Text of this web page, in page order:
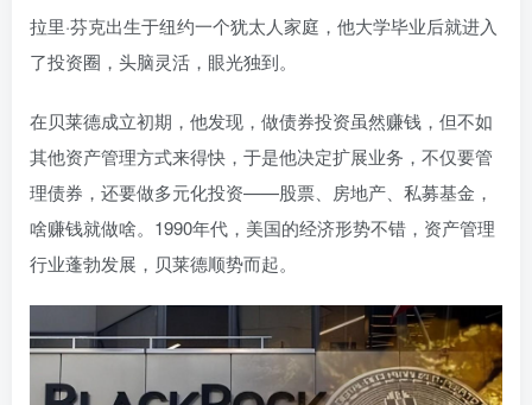
拉里·芬克出生于纽约一个犹太人家庭，他大学毕业后就进入
了投资圈，头脑灵活，眼光独到。
在贝莱德成立初期，他发现，做债券投资虽然赚钱，但不如
其他资产管理方式来得快，于是他决定扩展业务，不仅要管
理债券，还要做多元化投资——股票、房地产、私募基金，
啥赚钱就做啥。1990年代，美国的经济形势不错，资产管理
行业蓬勃发展，贝莱德顺势而起。